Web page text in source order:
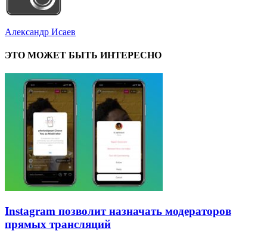
Александр Исаев
ЭТО МОЖЕТ БЫТЬ ИНТЕРЕСНО
Instagram позволит назначать модераторов
прямых трансляций